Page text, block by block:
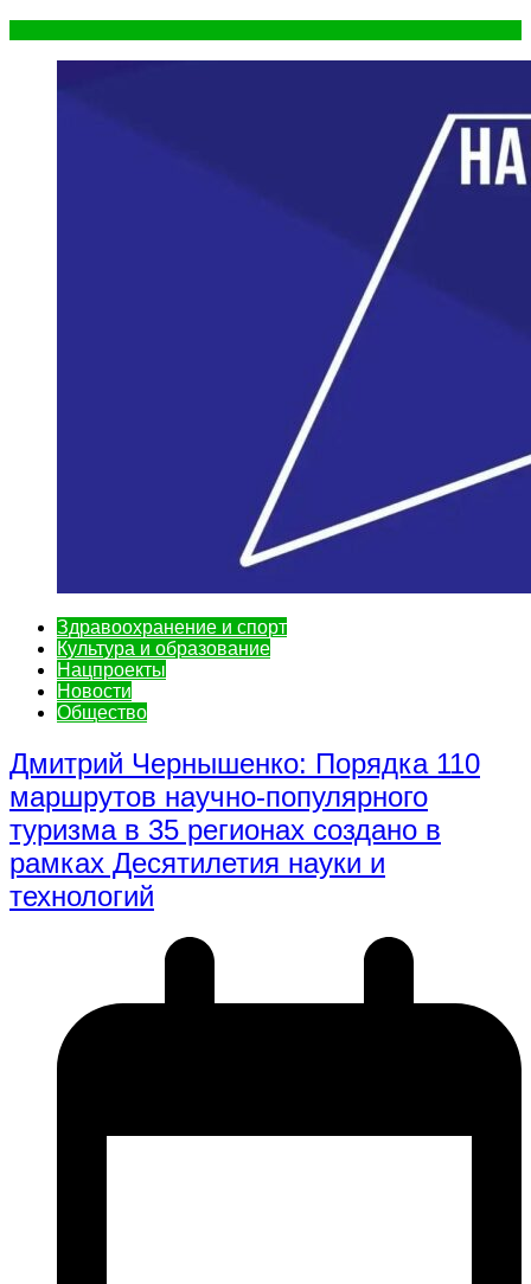
Здравоохранение и спорт
Культура и образование
Нацпроекты
Новости
Общество
Дмитрий Чернышенко: Порядка 110
маршрутов научно-популярного
туризма в 35 регионах создано в
рамках Десятилетия науки и
технологий